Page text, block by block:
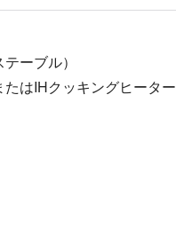
ーブル）
たはIHクッキングヒーター